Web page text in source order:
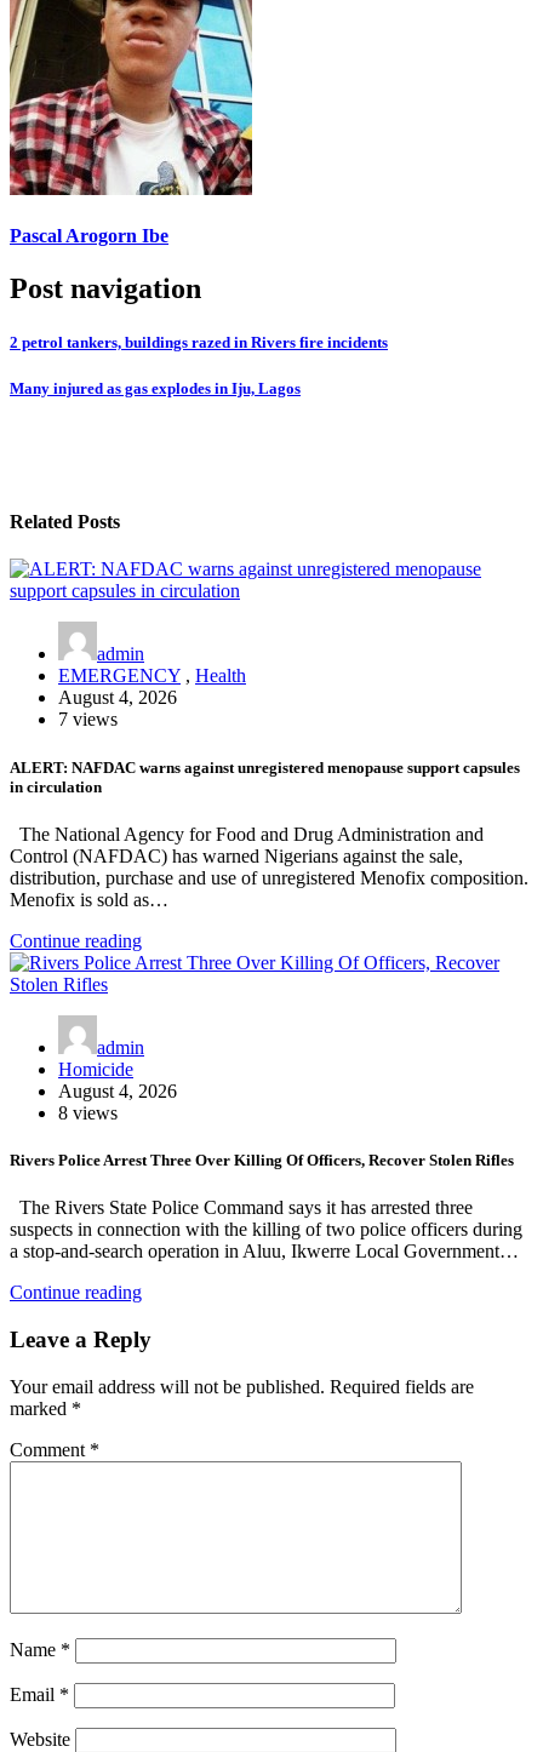
Pascal Arogorn Ibe
Post navigation
2 petrol tankers, buildings razed in Rivers fire incidents
Many injured as gas explodes in Iju, Lagos
Related Posts
admin
EMERGENCY , Health
August 4, 2026
7 views
ALERT: NAFDAC warns against unregistered menopause support capsules
in circulation
The National Agency for Food and Drug Administration and
Control (NAFDAC) has warned Nigerians against the sale,
distribution, purchase and use of unregistered Menofix composition.
Menofix is sold as…
Continue reading
admin
Homicide
August 4, 2026
8 views
Rivers Police Arrest Three Over Killing Of Officers, Recover Stolen Rifles
The Rivers State Police Command says it has arrested three
suspects in connection with the killing of two police officers during
a stop-and-search operation in Aluu, Ikwerre Local Government…
Continue reading
Leave a Reply
Your email address will not be published. Required fields are
marked *
Comment *
Name *
Email *
Website